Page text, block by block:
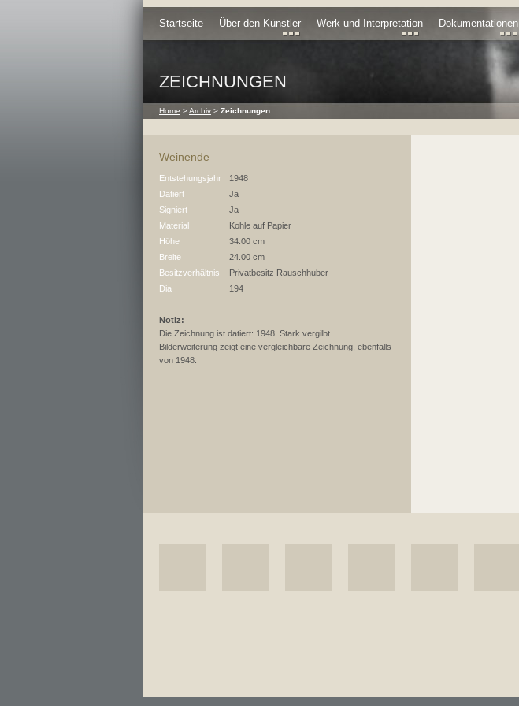
Startseite Über den Künstler Werk und Interpretation Dokumentationen
ZEICHNUNGEN
Home >Archiv > Zeichnungen
Weinende
Entstehungsjahr
1948
Datiert
Ja
Signiert
Ja
Material
Kohle auf Papier
Höhe
34.00 cm
Breite
24.00 cm
Besitzverhältnis
Privatbesitz Rauschhuber
Dia
194
Notiz:
Die Zeichnung ist datiert: 1948. Stark vergilbt.
Bilderweiterung zeigt eine vergleichbare Zeichnung, ebenfalls
von 1948.